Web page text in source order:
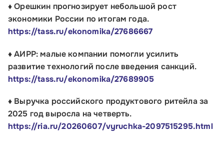
♦ Орешкин прогнозирует небольшой рост
экономики России по итогам года.
https://tass.ru/ekonomika/27686667
♦ АИРР: малые компании помогли усилить
развитие технологий после введения санкций.
https://tass.ru/ekonomika/27689905
♦ Выручка российского продуктового ритейла за
2025 год выросла на четверть.
https://ria.ru/20260607/vyruchka-2097515295.html